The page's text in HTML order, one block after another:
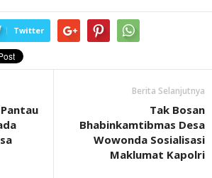
Twitter
Berita Selanjutnya
Tak Bosan
Bhabinkamtibmas Desa
Wowonda Sosialisasi
Maklumat Kapolri